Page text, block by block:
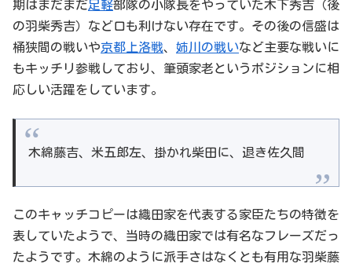
期はまだまだ足軽部隊の小隊長をやっていた木下秀吉（後
の羽柴秀吉）など口も利けない存在です。その後の信盛は
桶狭間の戦いや京都上洛戦、 姉川の戦いなど主要な戦いに
もキッチリ参戦しており、筆頭家老というポジションに相
応しい活躍をしています。
木綿藤吉、米五郎左、掛かれ柴田に、退き佐久間
このキャッチコピーは織田家を代表する家臣たちの特徴を
表していたようで、当時の織田家では有名なフレーズだっ
たようです。木綿のように派手さはなくとも有用な羽柴藤